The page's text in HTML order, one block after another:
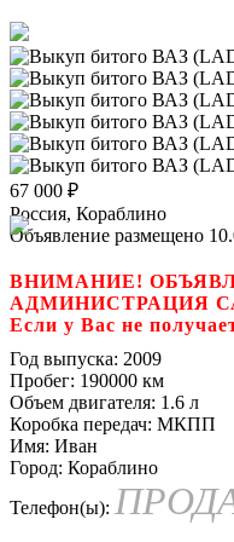
67 000 ₽
Россия, Кораблино
Объявление размещено
ВНИМАНИЕ!
АДМИНИСТРАЦИЯ
Если у Вас не
Год выпуска: 2009
Пробег: 190000 км
Объем двигателя: 1.6 л
Коробка передач: МКПП
Имя: Иван
Город: Кораблино
Телефон(ы):